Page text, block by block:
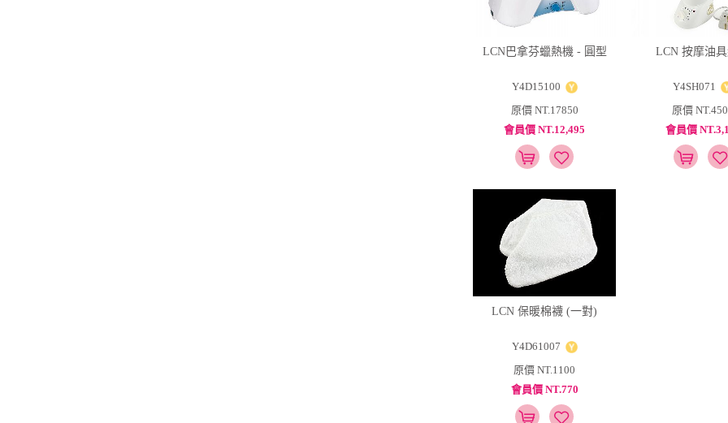
LCN巴拿芬蠟熱機 - 圓型
Y4D15100
原價 NT.17850
會員價 NT.12,495
LCN 按摩油
Y4SH071
原價
會員價
LCN 保暖棉襪 (一對)
Y4D61007
原價 NT.1100
會員價 NT.770